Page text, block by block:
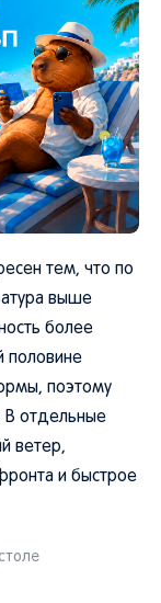
тем, что по
выше
более
половине
поэтому
В отдельные
ветер,
и быстрое